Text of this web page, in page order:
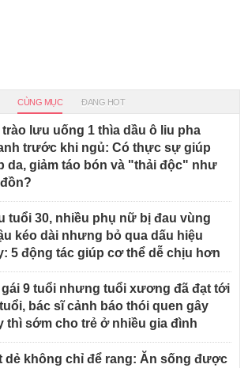
CÙNG MỤC ĐANG HOT
trào lưu uống 1 thìa dầu ô liu pha
trước khi ngủ: Có thực sự giúp
da, giảm táo bón và "thải độc" như
tuổi 30, nhiều phụ nữ bị đau vùng
kéo dài nhưng bỏ qua dấu hiệu
5 động tác giúp cơ thể dễ chịu hơn
gái 9 tuổi nhưng tuổi xương đã đạt tới
bác sĩ cảnh báo thói quen gây
thì sớm cho trẻ ở nhiều gia đình
dẻ không chỉ để rang: Ăn sống được